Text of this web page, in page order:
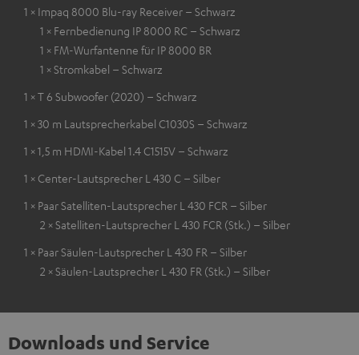
1 × Impaq 8000 Blu-ray Receiver – Schwarz
1 × Fernbedienung IP 8000 RC – Schwarz
1 × FM-Wurfantenne für IP 8000 BR
1 × Stromkabel – Schwarz
1 × T 6 Subwoofer (2020) – Schwarz
1 × 30 m Lautsprecherkabel C1030S – Schwarz
1 × 1,5 m HDMI-Kabel 1.4 C1515V – Schwarz
1 × Center-Lautsprecher L 430 C – Silber
1 × Paar Satelliten-Lautsprecher L 430 FCR – Silber
2 × Satelliten-Lautsprecher L 430 FCR (Stk.) – Silber
1 × Paar Säulen-Lautsprecher L 430 FR – Silber
2 × Säulen-Lautsprecher L 430 FR (Stk.) – Silber
Downloads und Service